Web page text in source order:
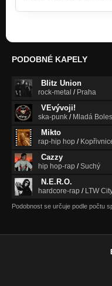
PODOBNÉ KAPELY
Blitz Union
rock-metal / Praha
VEvývoji!
ska-punk / Mladá
Mikto
rap-hip hop /
Cazzy
hip hop-rap /Suchý
N.E.R.O.
hardcore-rap / LTW
Podobnost se určuje podle počtu